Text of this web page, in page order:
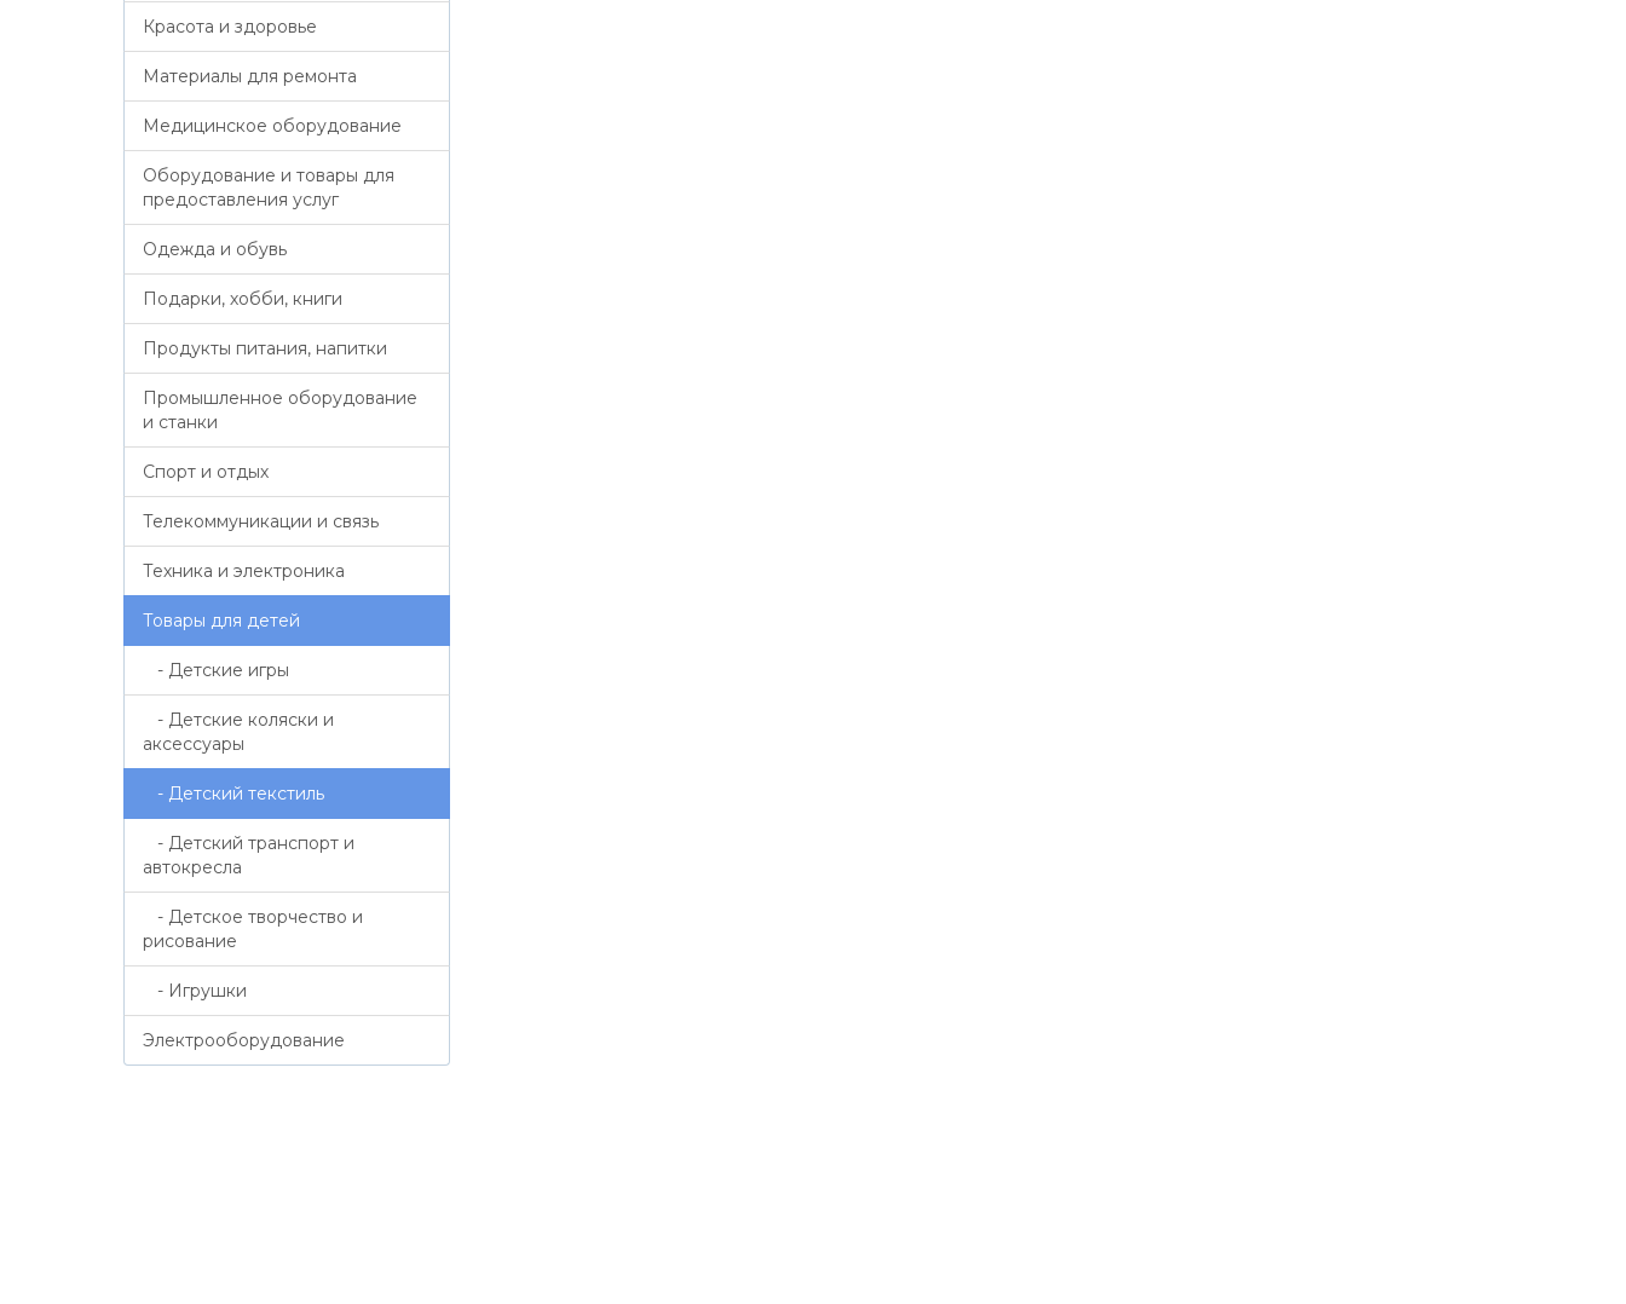
Красота и здоровье
Материалы для ремонта
Медицинское оборудование
Оборудование и товары для
предоставления услуг
Одежда и обувь
Подарки, хобби, книги
Продукты питания, напитки
Промышленное оборудование
и станки
Спорт и отдых
Телекоммуникации и связь
Техника и электроника
Товары для детей
- Детские игры
- Детские коляски и
аксессуары
- Детский текстиль
- Детский транспорт и
автокресла
- Детское творчество и
рисование
- Игрушки
Электрооборудование